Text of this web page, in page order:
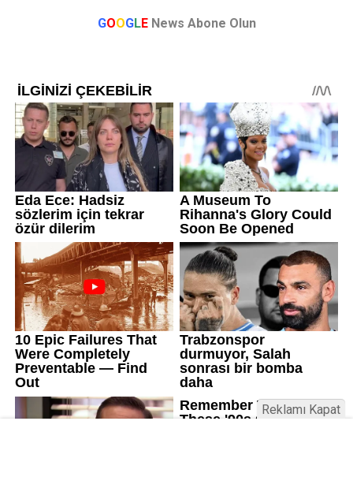
GOOGLE News Abone Olun
Reklamı Kapat